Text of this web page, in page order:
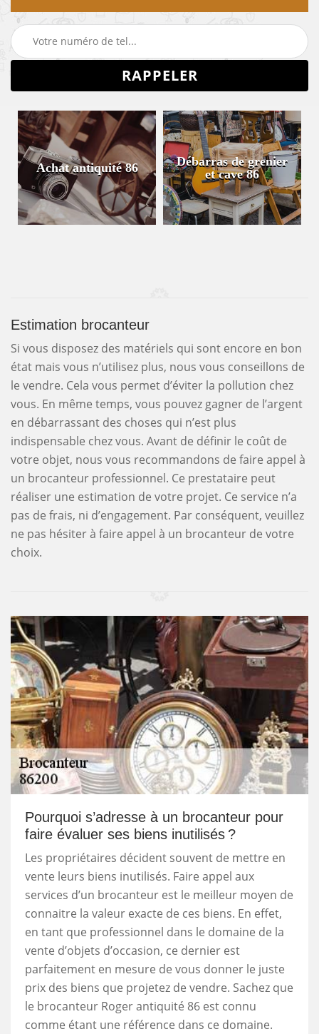
Achat antiquité 86
Débarras de grenier
et cave 86
Estimation brocanteur
Si vous disposez des matériels qui sont encore en bon
état mais vous n’utilisez plus, nous vous conseillons de
le vendre. Cela vous permet d’éviter la pollution chez
vous. En même temps, vous pouvez gagner de l’argent
en débarrassant des choses qui n’est plus
indispensable chez vous. Avant de définir le coût de
votre objet, nous vous recommandons de faire appel à
un brocanteur professionnel. Ce prestataire peut
réaliser une estimation de votre projet. Ce service n’a
pas de frais, ni d’engagement. Par conséquent, veuillez
ne pas hésiter à faire appel à un brocanteur de votre
choix.
Pourquoi s’adresse à un brocanteur pour
faire évaluer ses biens inutilisés ?
Les propriétaires décident souvent de mettre en
vente leurs biens inutilisés. Faire appel aux
services d’un brocanteur est le meilleur moyen de
connaitre la valeur exacte de ces biens. En effet,
en tant que professionnel dans le domaine de la
vente d’objets d’occasion, ce dernier est
parfaitement en mesure de vous donner le juste
prix des biens que projetez de vendre. Sachez que
le brocanteur Roger antiquité 86 est connu
comme étant une référence dans ce domaine.